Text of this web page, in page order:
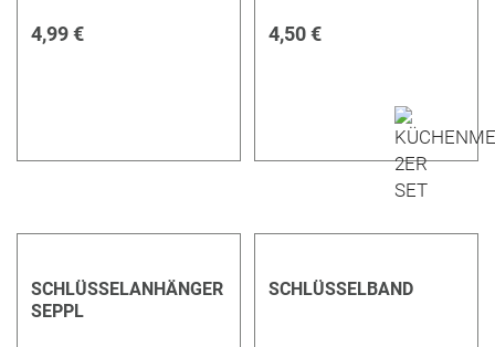
4,99 € 4,50 €
SCHLÜSSELANHÄNGER
SEPPL
SCHLÜSSELBAND